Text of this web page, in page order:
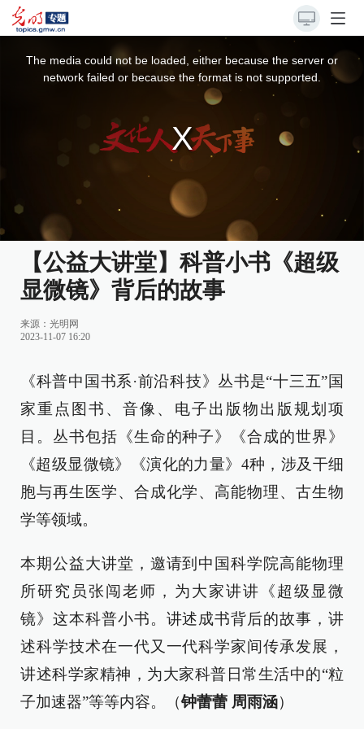
The media could not be loaded, either because the server or
network failed or because the format is not supported.
【公益大讲堂】科普小书《超级
显微镜》背后的故事
来源： 光明网
2023-11-07 16:20
《科普中国书系·前沿科技》丛书是“十三五”国
家重点图书、音像、电子出版物出版规划项
目。丛书包括《生命的种子》《合成的世界》
《超级显微镜》《演化的力量》4种，涉及干细
胞与再生医学、合成化学、高能物理、古生物
学等领域。
本期公益大讲堂，邀请到中国科学院高能物理
所研究员张闯老师，为大家讲讲《超级显微
镜》这本科普小书。讲述成书背后的故事，讲
述科学技术在一代又一代科学家间传承发展，
讲述科学家精神，为大家科普日常生活中的“粒
子加速器”等等内容。（钟蕾蕾 周雨涵）